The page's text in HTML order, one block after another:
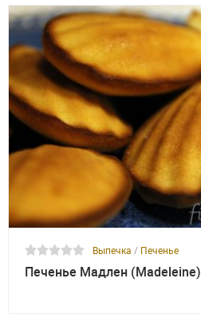
Выпечка / Печенье
Печенье Мадлен (Madeleine)